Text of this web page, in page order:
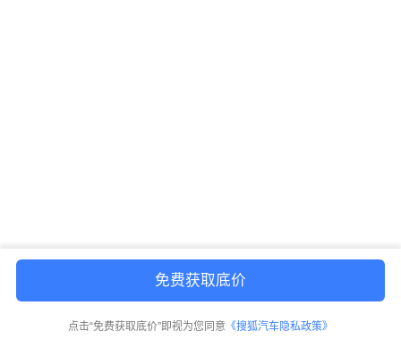
免费获取底价
点击“免费获取底价”即视为您同意 《搜狐汽车隐私政策》